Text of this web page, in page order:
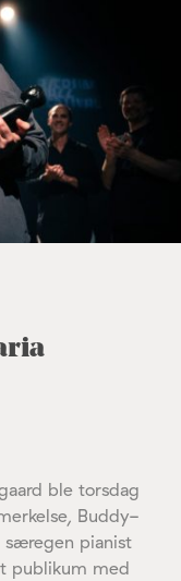
ble torsdag
Buddy-
pianist
publikum med